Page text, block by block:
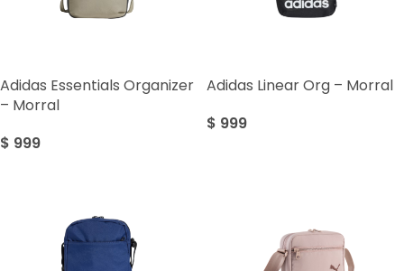
Adidas Essentials Organizer
– Morral
$ 999
Adidas Linear Org – Morral
$ 999